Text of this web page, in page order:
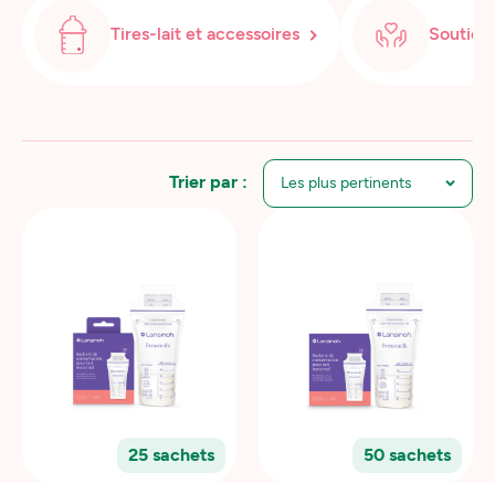
Tires-lait et accessoires
Trier par :
25 sachets 50 sachets